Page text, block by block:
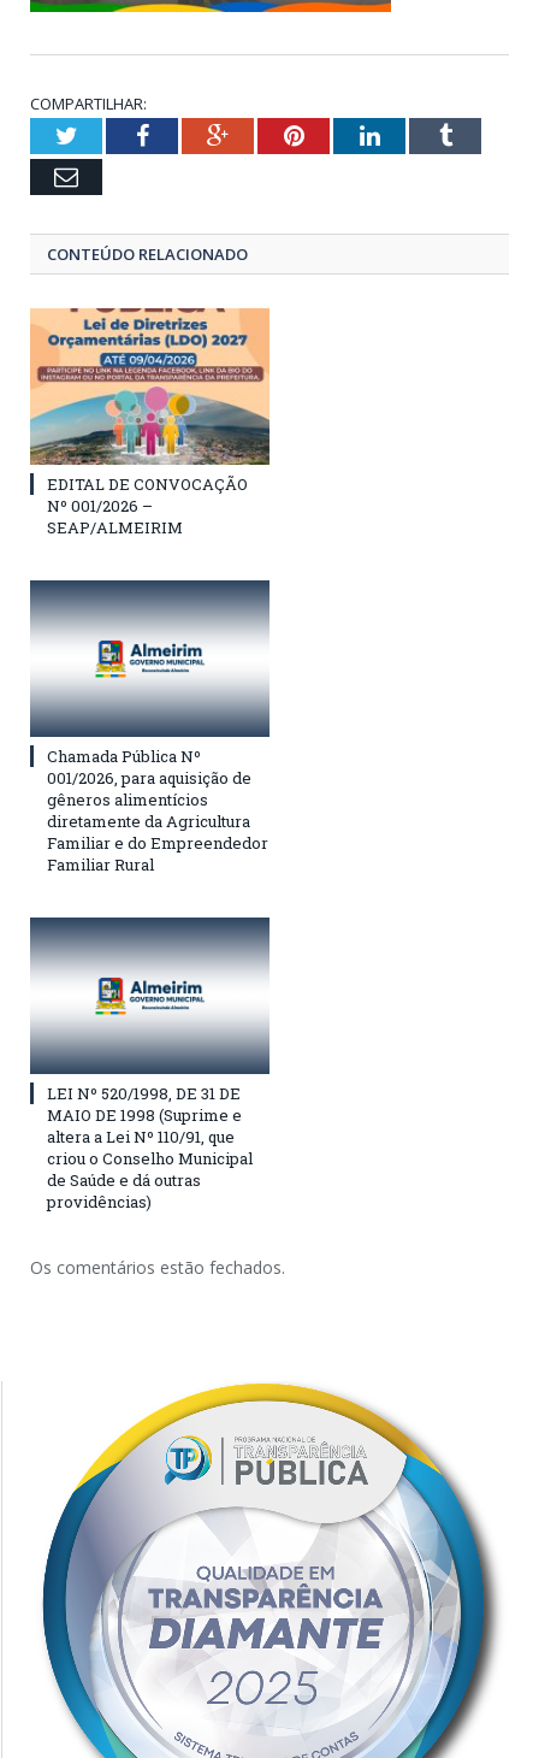
COMPARTILHAR:
TwitterFacebookGoogle+PinterestLinkedInTumblr
Email
CONTEÚDO RELACIONADO
EDITAL DE CONVOCAÇÃO
Nº 001/2026 –
SEAP/ALMEIRIM
Chamada Pública Nº
001/2026, para aquisição de
gêneros alimentícios
diretamente da Agricultura
Familiar e do Empreendedor
Familiar Rural
LEI Nº 520/1998, DE 31 DE
MAIO DE 1998 (Suprime e
altera a Lei Nº 110/91, que
criou o Conselho Municipal
de Saúde e dá outras
providências)
Os comentários estão fechados.